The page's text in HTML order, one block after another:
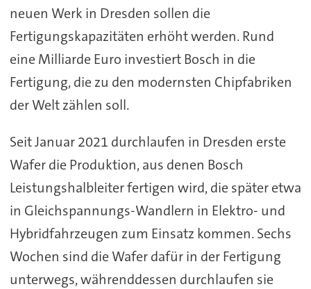
neuen Werk in Dresden sollen die
Fertigungskapazitäten erhöht werden. Rund
eine Milliarde Euro investiert Bosch in die
Fertigung, die zu den modernsten Chipfabriken
der Welt zählen soll.
Seit Januar 2021 durchlaufen in Dresden erste
Wafer die Produktion, aus denen Bosch
Leistungshalbleiter fertigen wird, die später etwa
in Gleichspannungs-Wandlern in Elektro- und
Hybridfahrzeugen zum Einsatz kommen. Sechs
Wochen sind die Wafer dafür in der Fertigung
unterwegs, währenddessen durchlaufen sie